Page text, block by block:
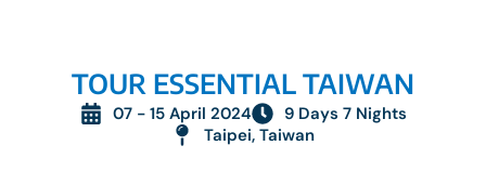
TOUR ESSENTIAL TAIWAN
07 - 15 April 2024
9 Days 7 Nights
Taipei, Taiwan